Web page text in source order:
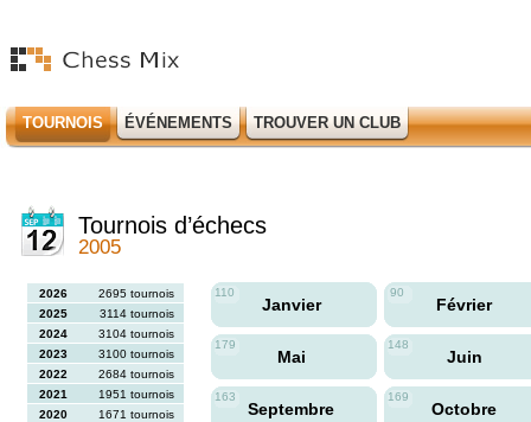
TOURNOIS ÉVÉNEMENTS TROUVER UN CLUB
Tournois d’échecs
2005
2026
2695 tournois
2025
3114 tournois
2024
3104 tournois
2023
3100 tournois
2022
2684 tournois
2021
1951 tournois
2020
1671 tournois
110
Janvier
90
Février
179
Mai
148
Juin
163
Septembre
169
Octobre